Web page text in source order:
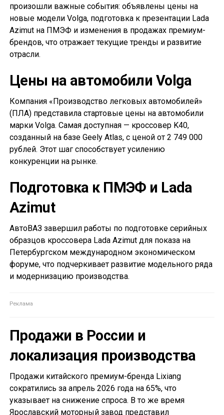
произошли важные события: объявлены цены на
новые модели Volga, подготовка к презентации Lada
Azimut на ПМЭФ и изменения в продажах премиум-
брендов, что отражает текущие тренды и развитие
отрасли.
Цены на автомобили Volga
Компания «Производство легковых автомобилей»
(ПЛА) представила стартовые цены на автомобили
марки Volga. Самая доступная — кроссовер K40,
созданный на базе Geely Atlas, с ценой от 2 749 000
рублей. Этот шаг способствует усилению
конкуренции на рынке.
Подготовка к ПМЭФ и Lada
Azimut
АвтоВАЗ завершил работы по подготовке серийных
образцов кроссовера Lada Azimut для показа на
Петербургском международном экономическом
форуме, что подчеркивает развитие модельного ряда
и модернизацию производства.
Продажи в России и
локализация производства
Продажи китайского премиум-бренда Lixiang
сократились за апрель 2026 года на 65%, что
указывает на снижение спроса. В то же время
Ярославский моторный завод представил